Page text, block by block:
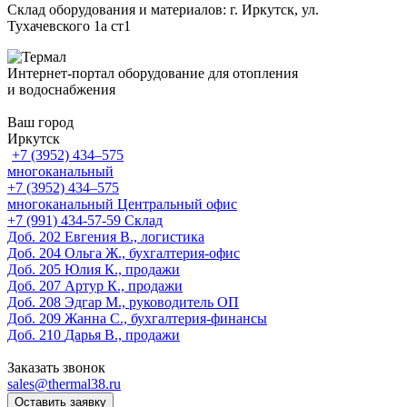
Склад оборудования и материалов: г. Иркутск, ул.
Тухачевского 1а ст1
Интернет-портал оборудование для отопления
и водоснабжения
Ваш город
Иркутск
+7 (3952) 434‒575
многоканальный
+7 (3952) 434‒575
многоканальный Центральный офис
‎+7 (991) 434-57-59 Склад
Доб. 202 Евгения В., логистика
Доб. 204 Ольга Ж., бухгалтерия-офис
Доб. 205 Юлия К., продажи
Доб. 207 Артур К., продажи
Доб. 208 Эдгар М., руководитель ОП
Доб. 209 Жанна С., бухгалтерия-финансы
Доб. 210 Дарья В., продажи
Заказать звонок
sales@thermal38.ru
Оставить заявку